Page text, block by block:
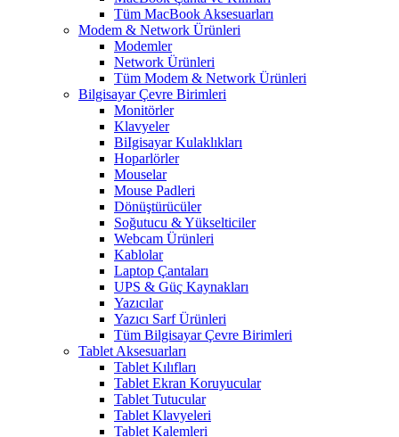
Tüm MacBook Aksesuarları
Modem & Network Ürünleri
Modemler
Network Ürünleri
Tüm Modem & Network Ürünleri
Bilgisayar Çevre Birimleri
Monitörler
Klavyeler
BiIgisayar Kulaklıkları
Hoparlörler
Mouselar
Mouse Padleri
Dönüştürücüler
Soğutucu & Yükselticiler
Webcam Ürünleri
Kablolar
Laptop Çantaları
UPS & Güç Kaynakları
Yazıcılar
Yazıcı Sarf Ürünleri
Tüm Bilgisayar Çevre Birimleri
Tablet Aksesuarları
Tablet Kılıfları
Tablet Ekran Koruyucular
Tablet Tutucular
Tablet Klavyeleri
Tablet Kalemleri